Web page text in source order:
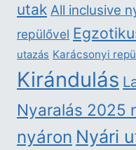
utak All inclusive
repülővel
utazás Karácsonyi
Kirándulás
Nyaralás 2025
nyáron Nyári